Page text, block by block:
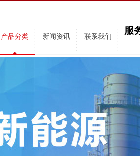
服
产品分类 新闻资讯 联系我们